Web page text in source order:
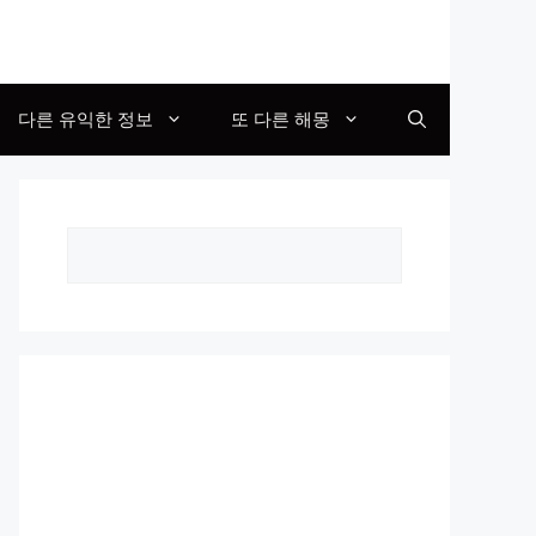
다른 유익한 정보 또 다른 해몽